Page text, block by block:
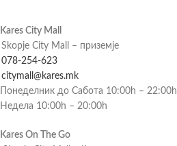
Kares City Mall
Skopje City Mall – приземје
078-254-623
citymall@kares.mk
Понеделник до Сабота 10:00h – 22:00h
Недела 10:00h – 20:00h
Kares On The Go